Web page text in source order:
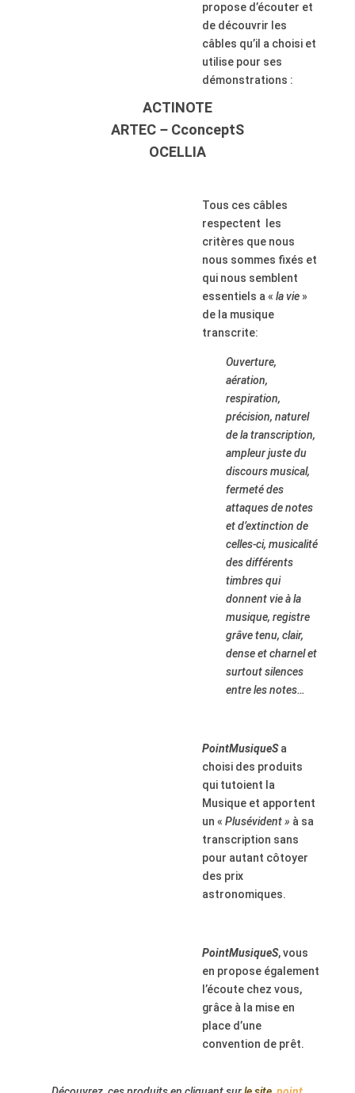
propose d’écouter et
de découvrir les
câbles qu’il a choisi et
utilise pour ses
démonstrations :
ACTINOTE
ARTEC – CconceptS
OCELLIA
Tous ces câbles
respectent les
critères que nous
nous sommes fixés et
qui nous semblent
essentiels a « la vie »
de la musique
transcrite:
Ouverture,
aération,
respiration,
précision, naturel
de la transcription,
ampleur juste du
discours musical,
fermeté des
attaques de notes
et d’extinction de
celles-ci, musicalité
des différents
timbres qui
donnent vie à la
musique, registre
grâve tenu, clair,
dense et charnel et
surtout silences
entre les notes…
PointMusiqueSa
choisi des produits
qui tutoient la
Musique et apportent
un « Plusévident » à sa
transcription sans
pour autant côtoyer
des prix
astronomiques.
PointMusiqueS, vous
en propose également
l’écoute chez vous,
grâce à la mise en
place d’une
convention de prêt.